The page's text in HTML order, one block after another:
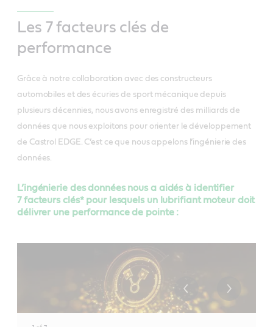
Les 7 facteurs clés de
performance
Grâce à notre collaboration avec des constructeurs
automobiles et des écuries de sport mécanique depuis
plusieurs décennies, nous avons enregistré des milliards de
données que nous exploitons pour orienter le développement
de Castrol EDGE. C’est ce que nous appelons l’ingénierie des
données.
L’ingénierie des données nous a aidés à identifier
7 facteurs clés* pour lesquels un lubrifiant moteur doit
délivrer une performance de pointe :